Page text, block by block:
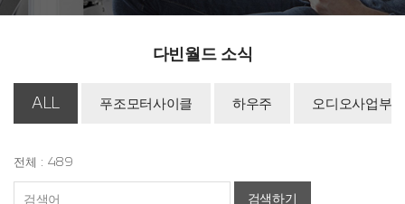
다빈월드 소식
ALL 푸조모터사이클 하우주 오디오사업부
전체 : 489
검색하기